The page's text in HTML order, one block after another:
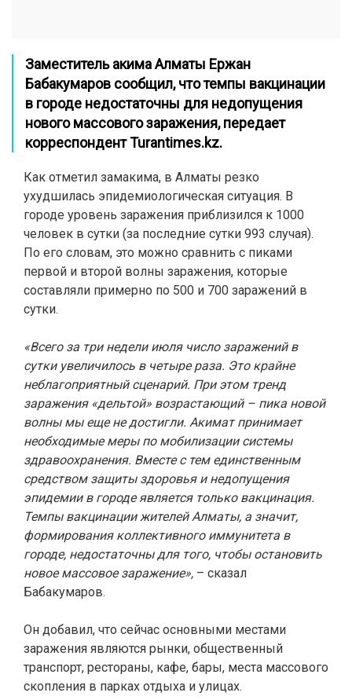
Заместитель акима Алматы Ержан
Бабакумаров сообщил, что темпы вакцинации
в городе недостаточны для недопущения
нового массового заражения, передает
корреспондентTurantimes.kz.
Как отметил замакима, в Алматы резко
ухудшилась эпидемиологическая ситуация. В
городе уровень заражения приблизился к 1000
человек в сутки (за последние сутки 993 случая).
По его словам, это можно сравнить с пиками
первой и второй волны заражения, которые
составляли примерно по 500 и 700 заражений в
сутки.
«Всего за три недели июля число заражений в
сутки увеличилось в четыре раза. Это крайне
неблагоприятный сценарий. При этом тренд
заражения «дельтой» возрастающий – пика новой
волны мы еще не достигли. Акимат принимает
необходимые меры по мобилизации системы
здравоохранения. Вместе с тем единственным
средством защиты здоровья и недопущения
эпидемии в городе является только вакцинация.
Темпы вакцинации жителей Алматы, а значит,
формирования коллективного иммунитета в
городе, недостаточны для того, чтобы остановить
новое массовое заражение», – сказал
Бабакумаров.
Он добавил, что сейчас основными местами
заражения являются рынки, общественный
транспорт, рестораны, кафе, бары, места массового
скопления в парках отдыха и улицах.